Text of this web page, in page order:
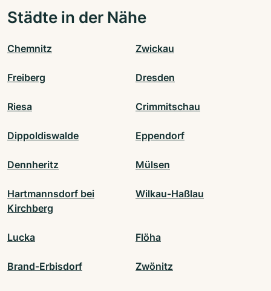
Städte in der Nähe
Chemnitz Zwickau
Freiberg Dresden
Riesa Crimmitschau
Dippoldiswalde Eppendorf
Dennheritz Mülsen
Hartmannsdorf bei
Kirchberg
Wilkau-Haßlau
Lucka Flöha
Brand-Erbisdorf Zwönitz